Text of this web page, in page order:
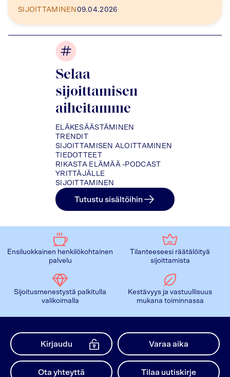
SIJOITTAMINEN 09.04.2026
Selaa
sijoittamisen
aiheitamme
ELÄKESÄÄSTÄMINEN
TRENDIT
SIJOITTAMISEN ALOITTAMINEN
TIEDOTTEET
RIKASTA ELÄMÄÄ -PODCAST
YRITTÄJÄLLE
SIJOITTAMINEN
Tutustu sisältöihin
Ensiluokkainen henkilökohtainen
palvelu
Tilanteeseesi räätälöityä
sijoittamista
Sijoitusmenestystä palkitulla
valikoimalla
Kestävyys ja vastuullisuus
mukana toiminnassa
Kirjaudu Varaa aika
Ota yhteyttä Tilaa uutiskirje